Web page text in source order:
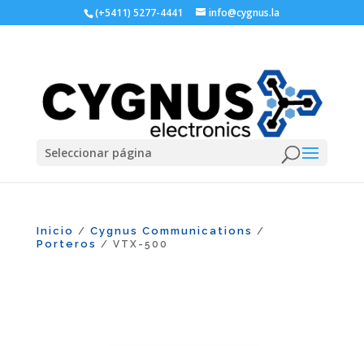
(+5411) 5277-4441 info@cygnus.la
Seleccionar página
Inicio / Cygnus Communications /
Porteros / VTX-500